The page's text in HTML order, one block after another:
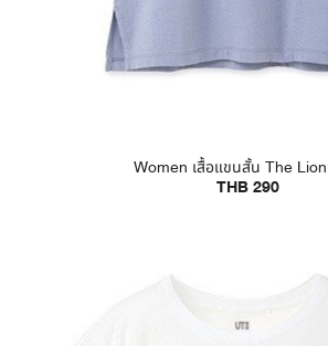
Women เสื้อแขนสั้น The
THB 290